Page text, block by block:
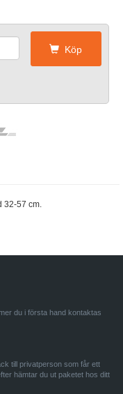
Köp
32-57 cm.
du i första hand kontaktas
till privatperson som får ett
hämtar du ut paketet hos ditt